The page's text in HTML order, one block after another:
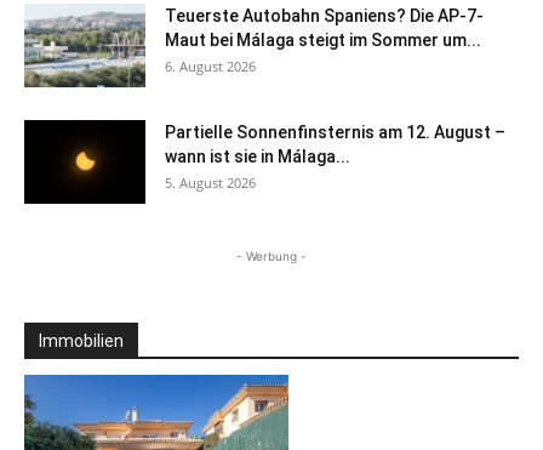
Teuerste Autobahn Spaniens? Die AP-7-
Maut bei Málaga steigt im Sommer um...
6. August 2026
Partielle Sonnenfinsternis am 12. August –
wann ist sie in Málaga...
5. August 2026
- Werbung -
Immobilien